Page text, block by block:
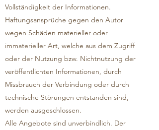
Vollständigkeit der Informationen.
Haftungsansprüche gegen den Autor
wegen Schäden materieller oder
immaterieller Art, welche aus dem Zugriff
oder der Nutzung bzw. Nichtnutzung der
veröffentlichten Informationen, durch
Missbrauch der Verbindung oder durch
technische Störungen entstanden sind,
werden ausgeschlossen.
Alle Angebote sind unverbindlich. Der